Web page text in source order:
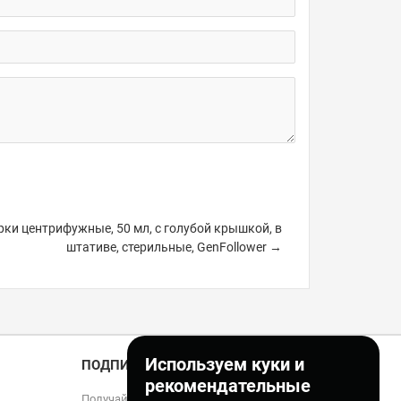
Используем куки и
рекомендательные
центрифужные, 50 мл, с голубой крышкой, в
штативе, стерильные, GenFollower →
ПОДПИСКА